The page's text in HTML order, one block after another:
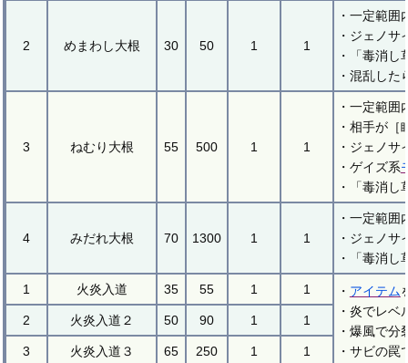
2 めまわし大根 30 50 1 1
・一定範
・ジェノ
・「毒消
・混乱し
3 ねむり大根 55 500 1 1
・一定範
・相手が
・ジェノ
・ゲイズ系
・「毒消
4 みだれ大根 70 1300 1 1
・一定範
・ジェノ
・「毒消
1 火炎入道 35 55 1 1 ・ アイテム
・炎でレ
・爆風で分
・サビの罠
2 火炎入道２ 50 90 1 1
3 火炎入道３ 65 250 1 1